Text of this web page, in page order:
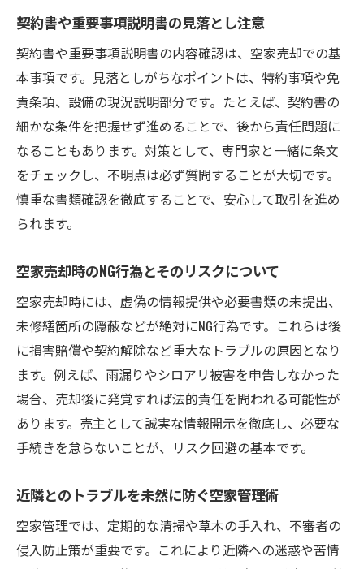
契約書や重要事項説明書の見落とし注意
契約書や重要事項説明書の内容確認は、空家売却での基
本事項です。見落としがちなポイントは、特約事項や免
責条項、設備の現況説明部分です。たとえば、契約書の
細かな条件を把握せず進めることで、後から責任問題に
なることもあります。対策として、専門家と一緒に条文
をチェックし、不明点は必ず質問することが大切です。
慎重な書類確認を徹底することで、安心して取引を進め
られます。
空家売却時のNG行為とそのリスクについて
空家売却時には、虚偽の情報提供や必要書類の未提出、
未修繕箇所の隠蔽などが絶対にNG行為です。これらは後
に損害賠償や契約解除など重大なトラブルの原因となり
ます。例えば、雨漏りやシロアリ被害を申告しなかった
場合、売却後に発覚すれば法的責任を問われる可能性が
あります。売主として誠実な情報開示を徹底し、必要な
手続きを怠らないことが、リスク回避の基本です。
近隣とのトラブルを未然に防ぐ空家管理術
空家管理では、定期的な清掃や草木の手入れ、不審者の
侵入防止策が重要です。これにより近隣への迷惑や苦情